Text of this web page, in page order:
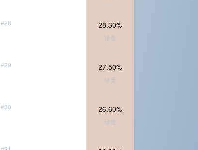
#28 28.30%
珍贵
#29 27.50%
珍贵
#30 26.60%
珍贵